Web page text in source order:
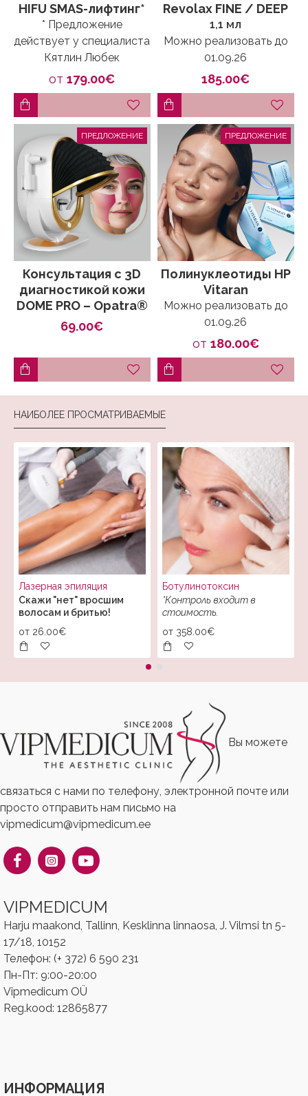
HIFU SMAS-лифтинг*
* Предложение
действует у специалиста
Кятлин Любек
от179.00€
Revolax FINE / DEEP
1,1 мл
Можно реализовать до
01.09.26
185.00€
ПРЕДЛОЖЕНИЕ
Консультация с 3D
диагностикой кожи
DOME PRO – Opatra®
69.00€
ПРЕДЛОЖЕНИЕ
Полинуклеотиды HP
Vitaran
Можно реализовать до
01.09.26
от 180.00€
НАИБОЛЕЕ ПРОСМАТРИВАЕМЫЕ
Лазерная эпиляция
Скажи "нет" вросшим
волосам и бритью!
от 26.00€
Ботулинотоксин
*Контроль входит в
стоимость.
от 358.00€
Вы можете
связаться с нами по телефону, электронной почте или
просто отправить нам письмо на
vipmedicum@vipmedicum.ee
VIPMEDICUM
Harju maakond, Tallinn, Kesklinna linnaosa, J. Vilmsi tn 5-
17/18, 10152
Телефон: (+ 372) 6 590 231
Пн-Пт: 9:00-20:00
Vipmedicum OÜ
Reg.kood: ‎‎12865877
ИНФОРМАЦИЯ